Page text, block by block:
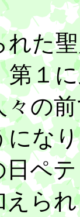
た聖
１
の
にな
ペテ
ら